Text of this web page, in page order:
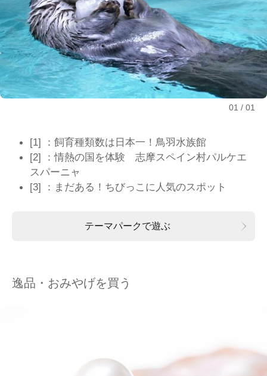
01 01
[1] ：飼育種類数は日本一！鳥羽水族館
[2] ：情熱の国を体験 志摩スペイン村パルケエ
スパーニャ
[3] ：まだある！ちびっこに人気のスポット
テーマパークで遊ぶ
逸品・おみやげを買う